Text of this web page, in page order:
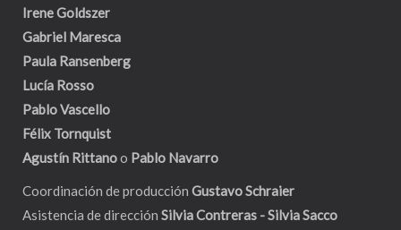
Irene Goldszer
Gabriel Maresca
Paula Ransenberg
Lucía Rosso
Pablo Vascello
Félix Tornquist
Agustín Rittanoo Pablo Navarro
Coordinación de producción Gustavo Schraier
Asistencia de dirección Silvia Contreras - Silvia Sacco